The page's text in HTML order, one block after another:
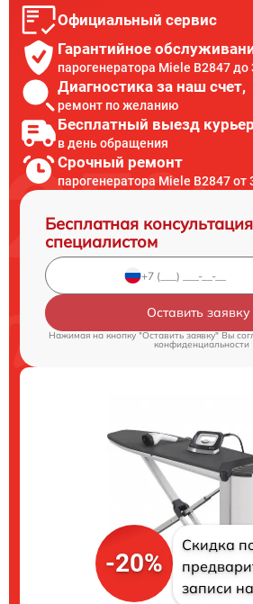
Официальный сервис
Гарантийное
парогенератора Miele B2847 до
Диагностика за наш счет,
ремонт по желанию
Бесплатный выезд
в день обращения
Срочный ремонт
парогенератора Miele B2847 от
Бесплатная
специалистом
Оставить заявку
Нажимая на кнопку "Оставить заявку" Вы
конфиденциальности
-20%
Скидка
записи